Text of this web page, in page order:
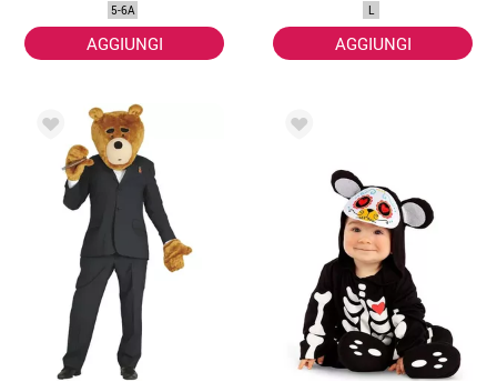
5-6A
AGGIUNGI
L
AGGIUNGI